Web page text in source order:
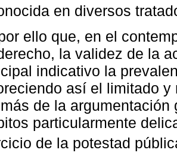
en diversos
ello que, en el
la validez de la
indicativo la
así el limitado
de la
particularmente
de la potestad